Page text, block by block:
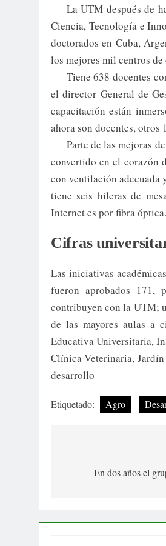
La UTM después de
Ciencia, Tecnología e
doctorados en Cuba,
los mejores mil centros
Tiene 638 docentes
el director General de
capacitación están
ahora son docentes,
Parte de las mejoras
convertido en el corazón
con ventilación adecuada
tiene seis hileras de
Internet es por fibra óptica.
Cifras
Las iniciativas
fueron aprobados 171,
contribuyen con la UTM;
de las mayores aulas a
Educativa Universitaria,
Clínica Veterinaria,
desarrollo
Etiquetado: Agro
En dos años el